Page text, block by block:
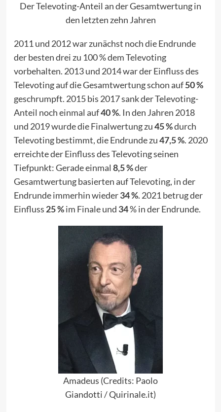
Der Televoting-Anteil an der Gesamtwertung in
den letzten zehn Jahren
2011 und 2012 war zunächst noch die Endrunde
der besten drei zu 100 % dem Televoting
vorbehalten. 2013 und 2014 war der Einfluss des
Televoting auf die Gesamtwertung schon auf50 %
geschrumpft. 2015 bis 2017 sank der Televoting-
Anteil noch einmal auf40 %. In den Jahren 2018
und 2019 wurde die Finalwertung zu45 %durch
Televoting bestimmt, die Endrunde zu47,5 %. 2020
erreichte der Einfluss des Televoting seinen
Tiefpunkt: Gerade einmal 8,5 %der
Gesamtwertung basierten auf Televoting, in der
Endrunde immerhin wieder34 %. 2021 betrug der
Einfluss 25 %im Finale und 34% in der Endrunde.
Amadeus (Credits: Paolo
Giandotti / Quirinale.it)